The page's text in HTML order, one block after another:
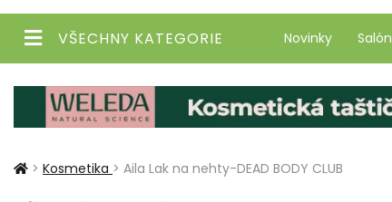
VŠECHNY KATEGORIE Novinky Salón
> Kosmetika > Aila Lak na nehty-DEAD BODY CLUB